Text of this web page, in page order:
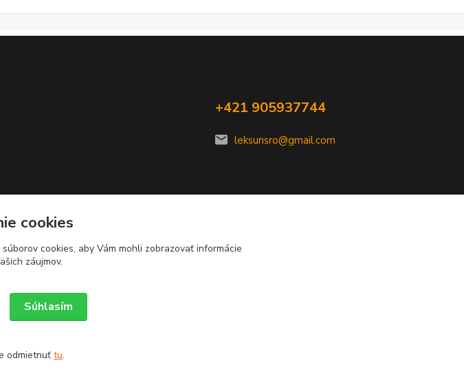
+421 905937744
leksunsro@gmail.com
cookies.
cookies
súborov cookies, aby Vám mohli zobrazovať informácie
záujmov.
Súhlasím
odmietnuť tu.